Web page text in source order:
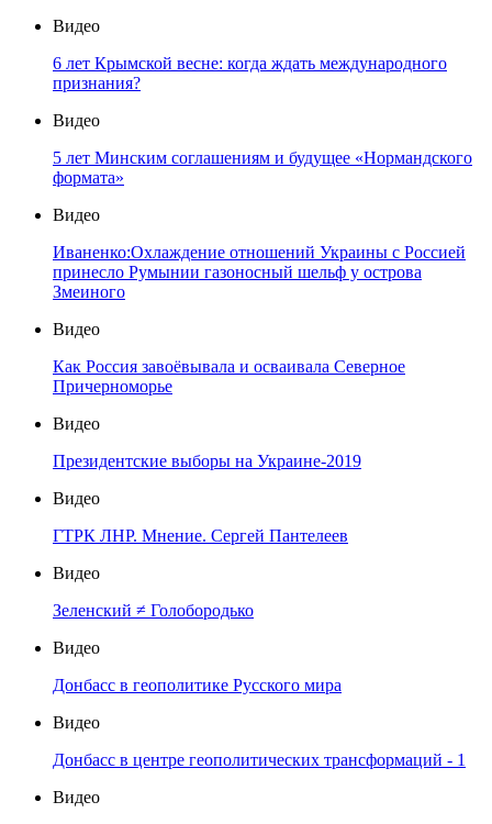
Видео
6 лет Крымской весне: когда ждать международного
признания?
Видео
5 лет Минским соглашениям и будущее «Нормандского
формата»
Видео
Иваненко:Охлаждение отношений Украины с Россией
принесло Румынии газоносный шельф у острова
Змеиного
Видео
Как Россия завоёвывала и осваивала Северное
Причерноморье
Видео
Президентские выборы на Украине-2019
Видео
ГТРК ЛНР. Мнение. Сергей Пантелеев
Видео
Зеленский ≠ Голобородько
Видео
Донбасс в геополитике Русского мира
Видео
Донбасс в центре геополитических трансформаций - 1
Видео